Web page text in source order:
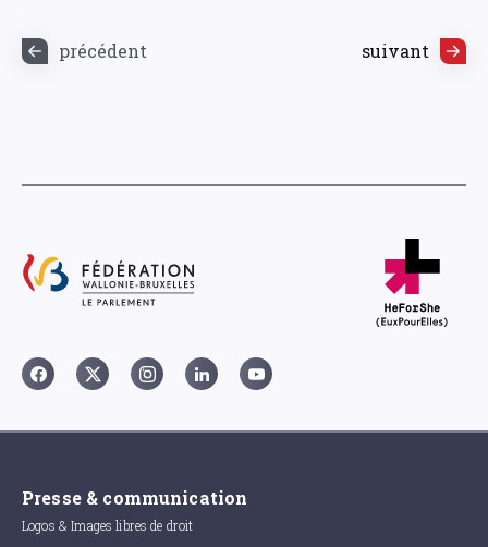
précédent suivant
Presse & communication
Logos & Images libres de droit